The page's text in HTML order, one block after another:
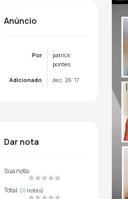
anúncio
Por
patrick
pontes
Adicionado dez. 26 '17
dar nota
Sua nota:
Total: (0 notas)